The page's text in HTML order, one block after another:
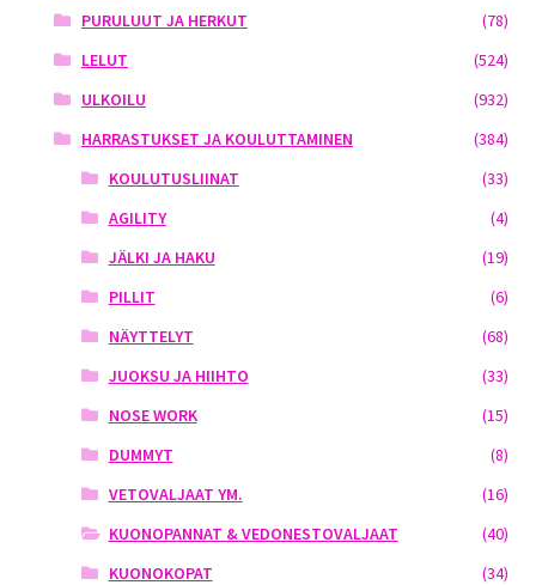
PURULUUT JA HERKUT
(78)
LELUT
(524)
ULKOILU
(932)
HARRASTUKSET JA KOULUTTAMINEN
(384)
KOULUTUSLIINAT
(33)
AGILITY
(4)
JÄLKI JA HAKU
(19)
PILLIT
(6)
NÄYTTELYT
(68)
JUOKSU JA HIIHTO
(33)
NOSE WORK
(15)
DUMMYT
(8)
VETOVALJAAT YM.
(16)
KUONOPANNAT & VEDONESTOVALJAAT
(40)
KUONOKOPAT
(34)